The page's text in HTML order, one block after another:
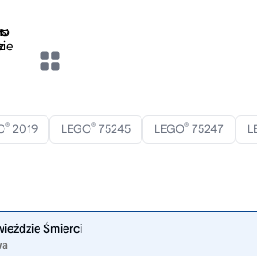
® 2019 LEGO® 75245 LEGO® 75247
Śmierci